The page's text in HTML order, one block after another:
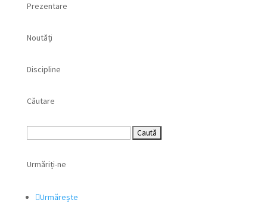
Prezentare
Noutăți
Discipline
Căutare
Urmăriți-ne
Urmărește